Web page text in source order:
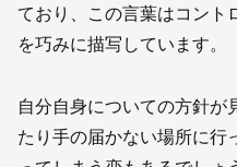
ており、この言葉はコント
を巧みに描写しています。
自分自身についての方針が
たり手の届かない場所に行